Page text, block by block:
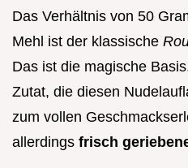
Das Verhältnis von 50
Mehl ist der klassische
Das ist die magische
Zutat, die diesen
zum vollen
allerdings frisch